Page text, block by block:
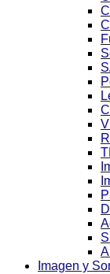
Imagen y